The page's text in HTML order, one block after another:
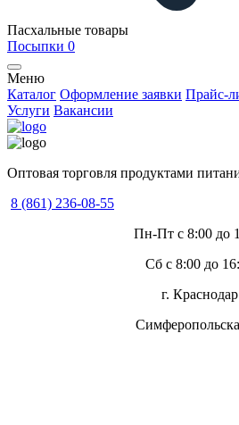
Пасхальные товары
Посыпки 0
Меню
Каталог Оформление заявки Прайс-
Услуги Вакансии
Оптовая торговля продуктами
8 (861) 236-08-55
Пн-Пт с 8:00 до
Сб с 8:00 до
г. Краснодар